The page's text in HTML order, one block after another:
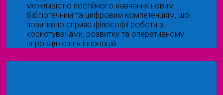
можливістю постійного навчання новим
бібліотечним та цифровим компетенціям, що
позитивно сприяє філософії роботи з
користувачами, розвитку та оперативному
впровадження інновацій.